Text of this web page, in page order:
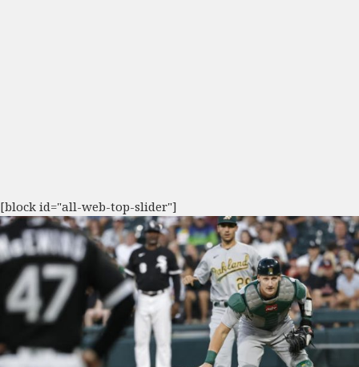
[block id="all-web-top-slider"]